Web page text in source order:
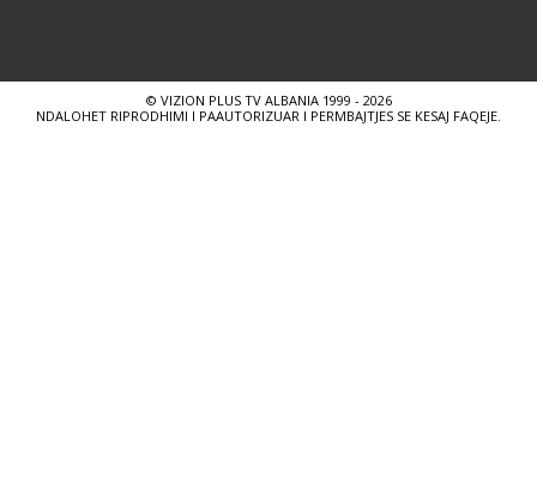
© VIZION PLUS TV ALBANIA 1999 - 2026
NDALOHET RIPRODHIMI I PAAUTORIZUAR I PERMBAJTJES SE KESAJ FAQEJE.